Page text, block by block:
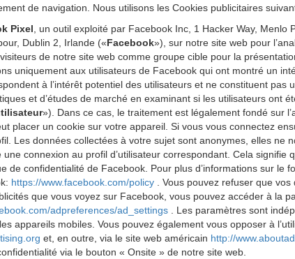
de navigation. Nous utilisons les Cookies publicitaires
Pixel , un outil exploité par Facebook Inc, 1 Hacker Way,
Dublin 2, Irlande («Facebook»), sur notre site web pour
de notre site web comme groupe cible pour la
uniquement aux utilisateurs de Facebook qui ont montré un
à l’intérêt potentiel des utilisateurs et ne constituent
et d’études de marché en examinant si les utilisateurs
»). Dans ce cas, le traitement est légalement fondé sur
placer un cookie sur votre appareil. Si vous vous connectez
Les données collectées à votre sujet sont anonymes, elles ne
connexion au profil d’utilisateur correspondant. Cela
de confidentialité de Facebook. Pour plus d’informations sur
https://www.facebook.com/policy
. Vous pouvez refuser que
que vous voyez sur Facebook, vous pouvez accéder à la
adpreferences/ad_settings
. Les paramètres sont
appareils mobiles. Vous pouvez également vous opposer à
et, en outre, via le site web américain http://
via le bouton « Onsite » de notre site web.